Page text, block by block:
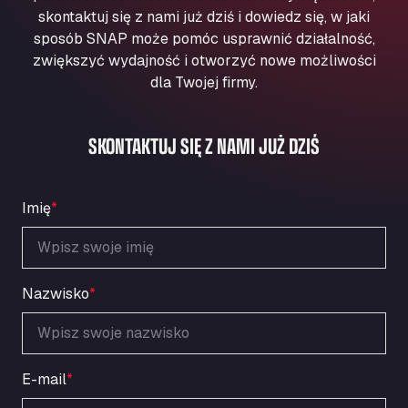
Aqua Ariva GmbH
Marie-Curie-Straße 24, 68219
Aral Autohof Bockel
An der Autobahn 1, 27404
Oppelner Str. 1, 31167
ARAL Autohof Merklingen
ARAL Autohof Preis
Schellweilerstraße 1, 66871
ARAL Tankstelle - XXL Truckwash.de
GmbH
Obernburger Str. 127, 63811
Ardleigh South Services
a120 westbound, CO77SL
Area 47 Hermanos Rico
skontaktuj się z nami już dziś i dowiedz się, w jaki
sposób SNAP może pomóc usprawnić działalność,
zwiększyć wydajność i otworzyć nowe możliwości
dla Twojej firmy.
SKONTAKTUJ SIĘ Z NAMI JUŻ DZIŚ
Imię*
Nazwisko*
E-mail*